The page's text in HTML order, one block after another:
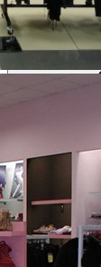
Срок